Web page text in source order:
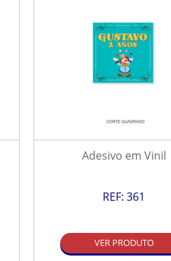
Adesivo em Vinil
REF: 361
VER PRODUTO